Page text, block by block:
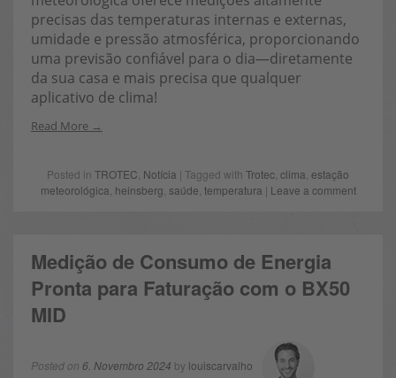
precisas das temperaturas internas e externas,
umidade e pressão atmosférica, proporcionando
uma previsão confiável para o dia—diretamente
da sua casa e mais precisa que qualquer
aplicativo de clima!
Read More
Posted in TROTEC Notícia | Tagged with Trotec clima estação
meteorológica heinsberg saúde temperatura | Leave a comment
Medição de Consumo de Energia
Pronta para Faturação com o BX50
MID
Posted on 6. Novembro 2024 by louiscarvalho